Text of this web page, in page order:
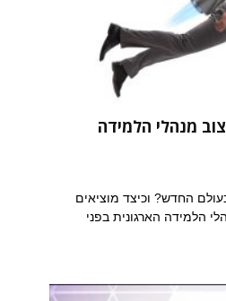
מנהלי הלמידה
החדש? וכיצד מוציאים
הלמידה הארגונית בפני